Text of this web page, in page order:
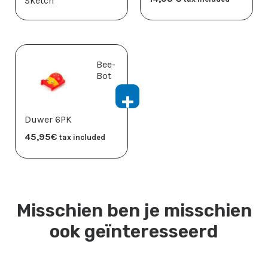
Bee-
Bot
Duwer 6PK
45,95​€ tax included
Misschien ben je misschien
ook geïnteresseerd